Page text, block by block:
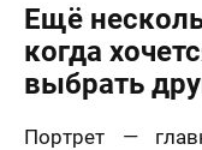
Ещё
когда
выбрать
Портрет —